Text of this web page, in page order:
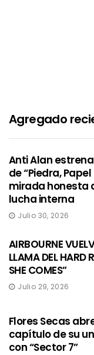
Agregado
Anti Alan
de “Piedra,
mirada honesta
lucha interna
Julio 30, 2026
AIRBOURNE
LLAMA DEL HARD
SHE COMES”
Julio 29, 2026
Flores Secas
capítulo de su
con “Sector 7”